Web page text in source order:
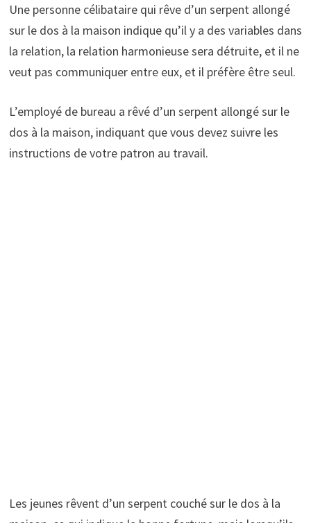
Une personne célibataire qui rêve d’un serpent allongé
sur le dos à la maison indique qu’il y a des variables dans
la relation, la relation harmonieuse sera détruite, et il ne
veut pas communiquer entre eux, et il préfère être seul.
L’employé de bureau a rêvé d’un serpent allongé sur le
dos à la maison, indiquant que vous devez suivre les
instructions de votre patron au travail.
Les jeunes rêvent d’un serpent couché sur le dos à la